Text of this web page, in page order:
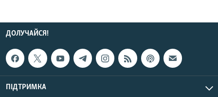
ДОЛУЧАЙСЯ!
ПІДТРИМКА